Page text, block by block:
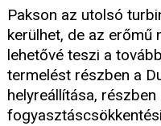
Pakson az utolsó
kerülhet, de az erőmű
lehetővé teszi a
termelést részben a
helyreállítása,